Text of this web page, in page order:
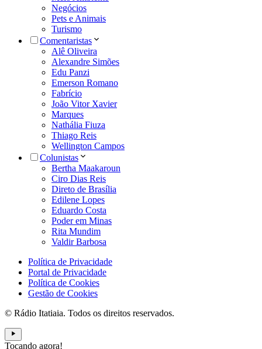
Negócios
Pets e Animais
Turismo
Comentaristas
Alê Oliveira
Alexandre Simões
Edu Panzi
Emerson Romano
Fabrício
João Vitor Xavier
Marques
Nathália Fiuza
Thiago Reis
Wellington Campos
Colunistas
Bertha Maakaroun
Ciro Dias Reis
Direto de Brasília
Edilene Lopes
Eduardo Costa
Poder em Minas
Rita Mundim
Valdir Barbosa
Política de Privacidade
Portal de Privacidade
Política de Cookies
Gestão de Cookies
© Rádio Itatiaia. Todos os direitos reservados.
Tocando agora!